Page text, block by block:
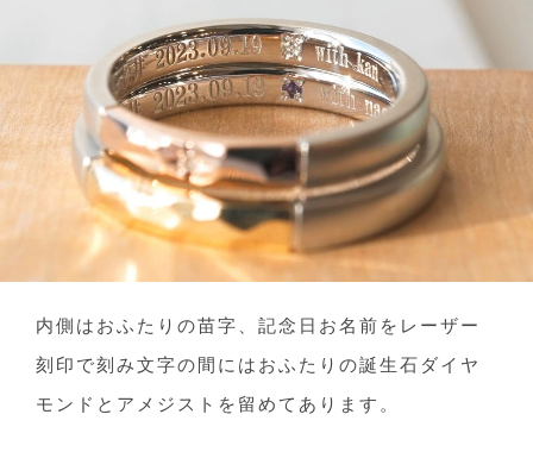
内側はおふたりの苗字、記念日お名前をレーザー
刻印で刻み文字の間にはおふたりの誕生石ダイヤ
モンドとアメジストを留めてあります。